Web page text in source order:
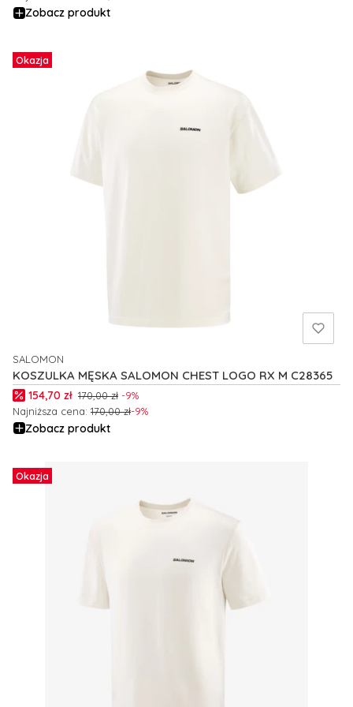
Zobacz produkt
Okazja
KOSZULKA MĘSKA SALOMON CHEST LOGO RX M C28365
PRODUCENT
SALOMON
Cena promocyjna
154,70 zł 170,00 zł -9%
Najniższa cena: 170,00 zł-9%
Zobacz produkt
Okazja